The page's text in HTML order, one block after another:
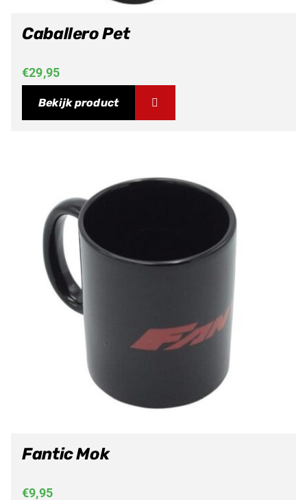
Caballero Pet
€29,95
Bekijk product
Fantic Mok
€9,95